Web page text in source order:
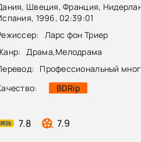
Швеция, Франция,
1996, 02:39:01
Ларс фон Триер
Драма,Мелодрама
Профессиональный
BDRip
7.8 7.9